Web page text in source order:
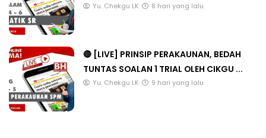
Yu. Chekgu LK 8 hari yang lalu
🔴 [LIVE] PRINSIP PERAKAUNAN, BEDAH
TUNTAS SOALAN 1 TRIAL OLEH CIKGU ...
Yu. Chekgu LK 9 hari yang lalu